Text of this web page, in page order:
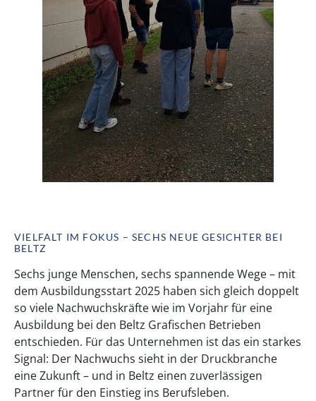
VIELFALT IM FOKUS – SECHS NEUE GESICHTER BEI
BELTZ
Sechs junge Menschen, sechs spannende Wege – mit
dem Ausbildungsstart 2025 haben sich gleich doppelt
so viele Nachwuchskräfte wie im Vorjahr für eine
Ausbildung bei den Beltz Grafischen Betrieben
entschieden. Für das Unternehmen ist das ein starkes
Signal: Der Nachwuchs sieht in der Druckbranche
eine Zukunft – und in Beltz einen zuverlässigen
Partner für den Einstieg ins Berufsleben.